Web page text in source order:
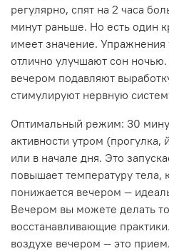
регулярно, спят на 2 часа
минут раньше. Но есть один
имеет значение. Упражнения
отлично улучшают сон
вечером подавляют
стимулируют нервную
Оптимальный режим: 30
активности утром (прогулка,
или в начале дня. Это
повышает температуру тела,
понижается вечером —
Вечером вы можете делать
восстанавливающие
воздухе вечером — это